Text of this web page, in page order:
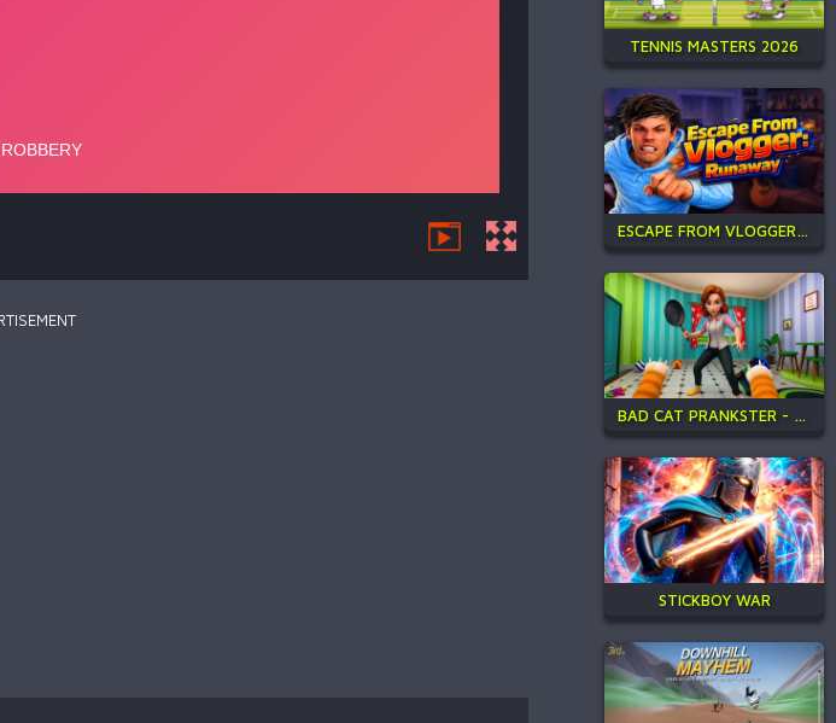
TENNIS MASTERS 2026
ESCAPE FROM VLOGGER: RUNAWAY
BAD CAT PRANKSTER - MOM IS RETURN
STICKBOY WAR